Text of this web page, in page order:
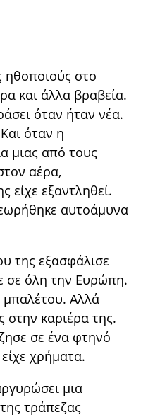
ηθοποιούς στο
και άλλα βραβεία.
όταν ήταν νέα.
όταν η
μιας από τους
αέρα,
είχε εξαντληθεί.
αυτοάμυνα
της εξασφάλισε
σε όλη την Ευρώπη.
μπαλέτου. Αλλά
στην καριέρα της.
σε ένα φτηνό
χρήματα.
μια
τράπεζας